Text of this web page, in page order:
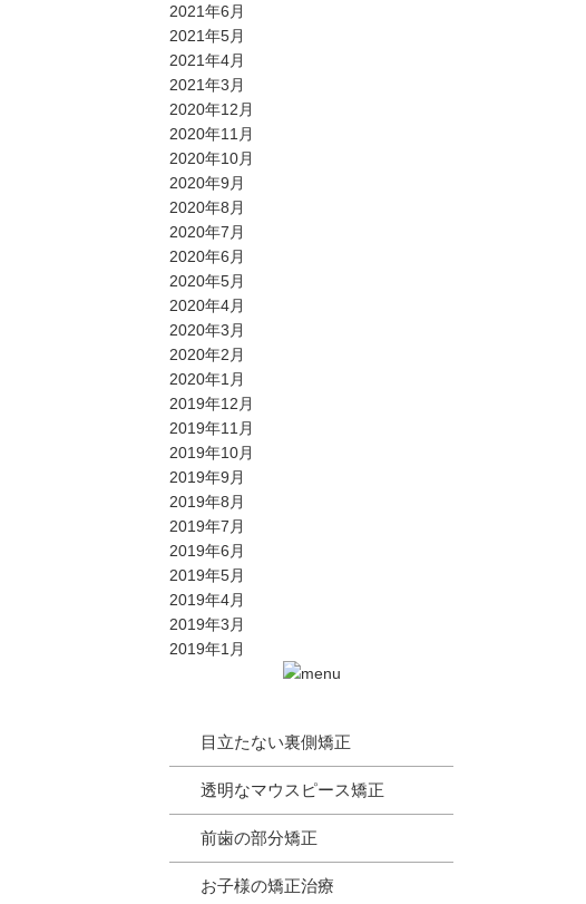
2021年6月
2021年5月
2021年4月
2021年3月
2020年12月
2020年11月
2020年10月
2020年9月
2020年8月
2020年7月
2020年6月
2020年5月
2020年4月
2020年3月
2020年2月
2020年1月
2019年12月
2019年11月
2019年10月
2019年9月
2019年8月
2019年7月
2019年6月
2019年5月
2019年4月
2019年3月
2019年1月
目立たない裏側矯正
透明なマウスピース矯正
前歯の部分矯正
お子様の矯正治療